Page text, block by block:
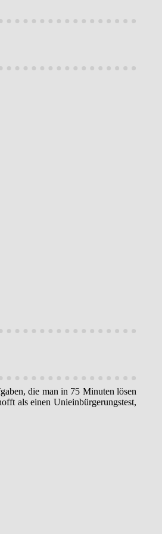
die man in 75 Minuten lösen
als einen Unieinbürgerungstest,